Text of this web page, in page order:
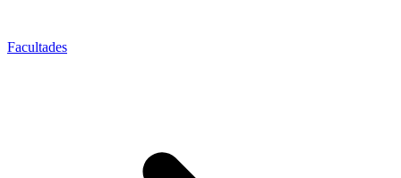
Facultades